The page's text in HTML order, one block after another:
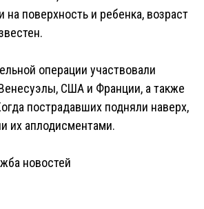
на поверхность и ребенка, возраст
операции участвовали
США и Франции, а также
пострадавших подняли наверх,
их аплодисментами.
новостей